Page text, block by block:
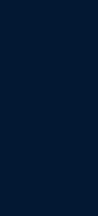
многоязычный